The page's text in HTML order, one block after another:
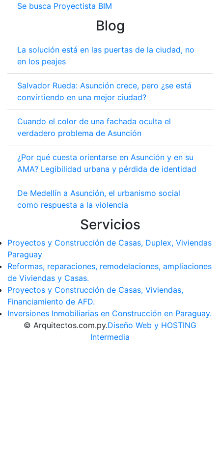
Se busca Proyectista BIM
Blog
La solución está en las puertas de la ciudad, no
en los peajes
Salvador Rueda: Asunción crece, pero ¿se está
convirtiendo en una mejor ciudad?
Cuando el color de una fachada oculta el
verdadero problema de Asunción
¿Por qué cuesta orientarse en Asunción y en su
AMA? Legibilidad urbana y pérdida de identidad
De Medellín a Asunción, el urbanismo social
como respuesta a la violencia
Servicios
Proyectos y Construcción de Casas, Duplex, Viviendas
Paraguay
Reformas, reparaciones, remodelaciones, ampliaciones
de Viviendas y Casas.
Proyectos y Construcción de Casas, Viviendas,
Financiamiento de AFD.
Inversiones Inmobiliarias en Construcción en Paraguay.
© Arquitectos.com.py.Diseño Web y HOSTING
Intermedia